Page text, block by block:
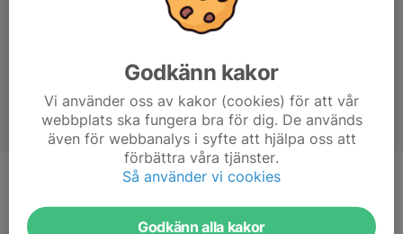
Huvudtränare
Ålder
Godkänn kakor
Vi använder oss av kakor (cookies) för att vår
webbplats ska fungera bra för dig. De används
även för webbanalys i syfte att hjälpa oss att
förbättra våra tjänster.
Så använder vi cookies
Godkänn alla kakor